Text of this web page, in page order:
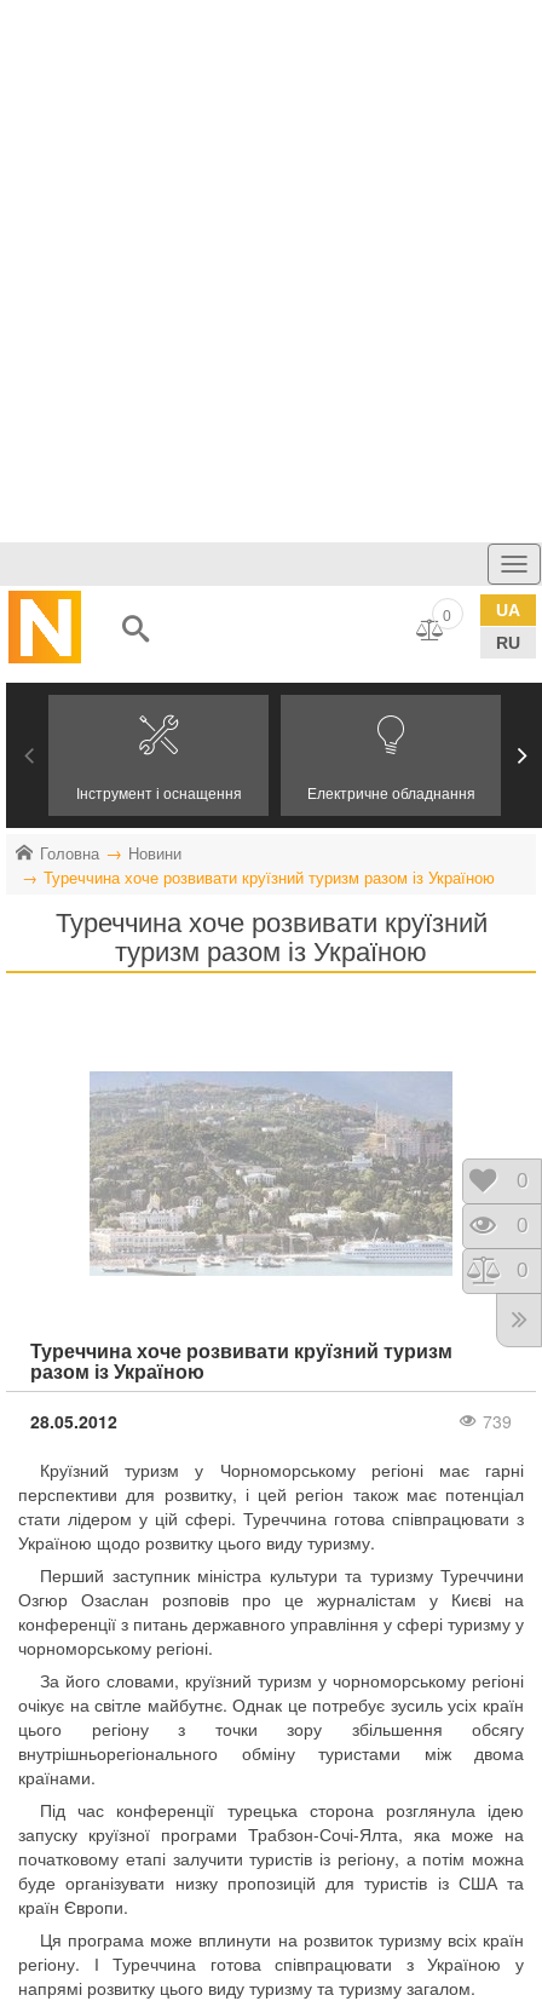
UA
RU
0
Інструмент і оснащення Електричне обладнання
Головна
Новини
Туреччина хоче розвивати круїзний туризм разом із Україною
Туреччина хоче розвивати круїзний
туризм разом із Україною
Туреччина хоче розвивати круїзний туризм
разом із Україною
28.05.2012
739
Круїзний туризм у Чорноморському регіоні має гарні
перспективи для розвитку, і цей регіон також має потенціал
стати лідером у цій сфері. Туреччина готова співпрацювати з
Україною щодо розвитку цього виду туризму.
Перший заступник міністра культури та туризму Туреччини
Озгюр Озаслан розповів про це журналістам у Києві на
конференції з питань державного управління у сфері туризму у
чорноморському регіоні.
За його словами, круїзний туризм у чорноморському регіоні
очікує на світле майбутнє. Однак це потребує зусиль усіх країн
цього регіону з точки зору збільшення обсягу
внутрішньорегіонального обміну туристами між двома
країнами.
Під час конференції турецька сторона розглянула ідею
запуску круїзної програми Трабзон-Сочі-Ялта, яка може на
початковому етапі залучити туристів із регіону, а потім можна
буде організувати низку пропозицій для туристів із США та
країн Європи.
Ця програма може вплинути на розвиток туризму всіх країн
регіону. І Туреччина готова співпрацювати з Україною у
напрямі розвитку цього виду туризму та туризму загалом.
0
0
0